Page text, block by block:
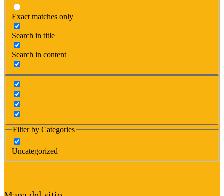
Exact matches only
Search in title
Search in content
Filter by Categories
Uncategorized